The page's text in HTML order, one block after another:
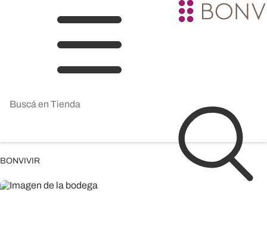
BONVIVIR